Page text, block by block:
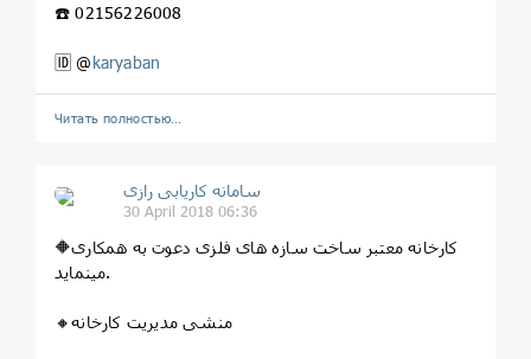
☎️ 02156226008
🆔 @karyaban
Читать полностью…
سامانه کاریابی رازی
30 April 2018 06:36
🔶کارخانه معتبر ساخت سازه های فلزی دعوت به همکاری
مینماید.
🔸منشی مدیریت کارخانه